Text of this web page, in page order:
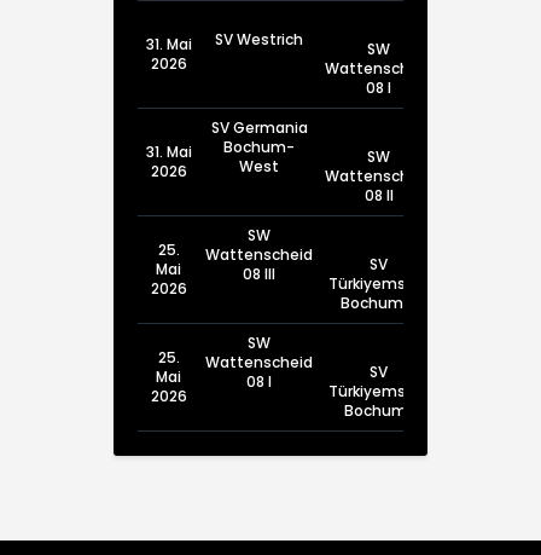
31. Mai
2026
SV Westrich
SW
Wattenscheid
08 I
31. Mai
2026
SV Germania
Bochum-
West
SW
Wattenscheid
08 II
25.
Mai
2026
SW
Wattenscheid
08 III
SV
Türkiyemspor
Bochum III
25.
Mai
2026
SW
Wattenscheid
08 I
SV
Türkiyemspor
Bochum I